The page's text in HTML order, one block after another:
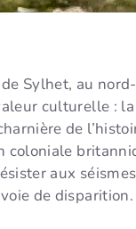
Sylhet, au
culturelle :
de
coloniale
aux
de disparition.